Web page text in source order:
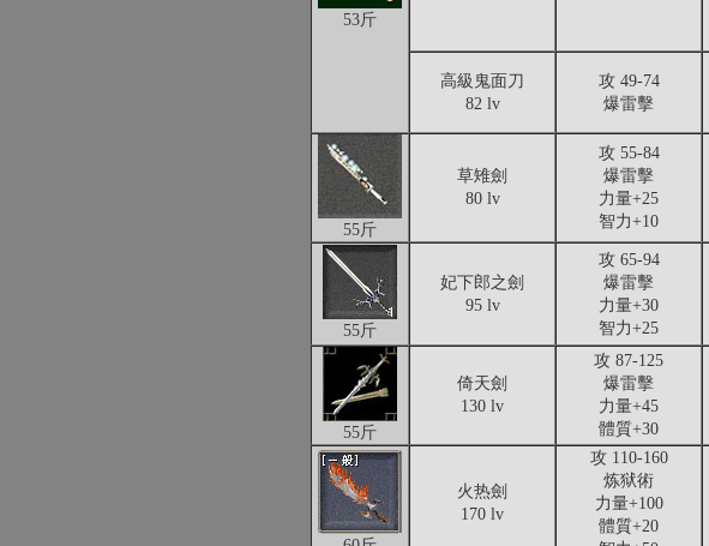
53斤
高級鬼面刀
82 lv
攻 49-74
爆雷擊
55斤
草雉劍
80 lv
攻 55-84
爆雷擊
力量+25
智力+10
55斤
妃下郎之劍
95 lv
攻 65-94
爆雷擊
力量+30
智力+25
55斤
倚天劍
130 lv
攻 87-125
爆雷擊
力量+45
體質+30
火热劍
170 lv
攻 110-160
炼狱術
力量+100
體質+20